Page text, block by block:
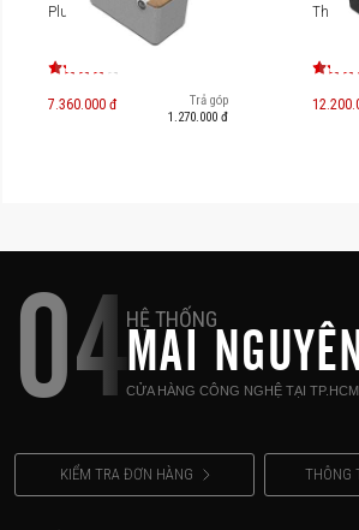
Plus
7.360.000 đ
Trả góp
1.270.000 đ
Three
04HỆ THỐNG
MAI NGUYÊN
CỬA HÀNG CÔNG NGHỆ TẠI TP.HCM
KIỂM TRA ĐƠN HÀNG THÔNG